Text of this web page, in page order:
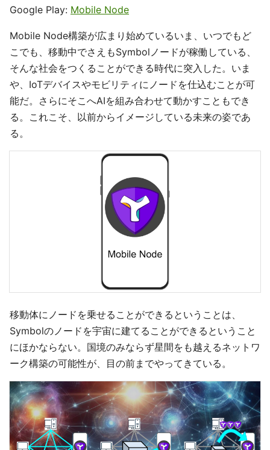
Google Play: Mobile Node
Mobile Node構築が広まり始めているいま、いつでもど
こでも、移動中でさえもSymbolノードが稼働している、
そんな社会をつくることができる時代に突入した。いま
や、IoTデバイスやモビリティにノードを仕込むことが可
能だ。さらにそこへAIを組み合わせて動かすこともでき
る。これこそ、以前からイメージしている未来の姿であ
る。
移動体にノードを乗せることができるということは、
Symbolのノードを宇宙に建てることができるということ
にほかならない。国境のみならず星間をも越えるネットワ
ーク構築の可能性が、目の前までやってきている。